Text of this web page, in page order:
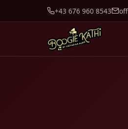
+43 676 960 8543